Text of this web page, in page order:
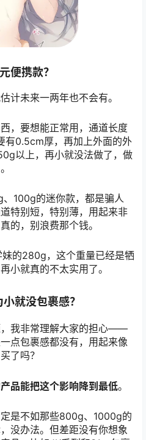
便携款？
计未来一两年也不会有。
，要想能正常用，通道长度
有0.5cm厚，再加上外面的外
以上，再小就没法做了，做
100g的迷你款，都是骗人
特别短，特别薄，用起来非
的，别浪费那个钱。
的280g，这个重量已经是牺
小就真的不太实用了。
就没包裹感？
，我非常理解大家的担心——
点包裹感都没有，用起来像
了吗？
品能把这个影响降到最低。
是不如那些800g、1000g的
没办法。但差距没有你想象